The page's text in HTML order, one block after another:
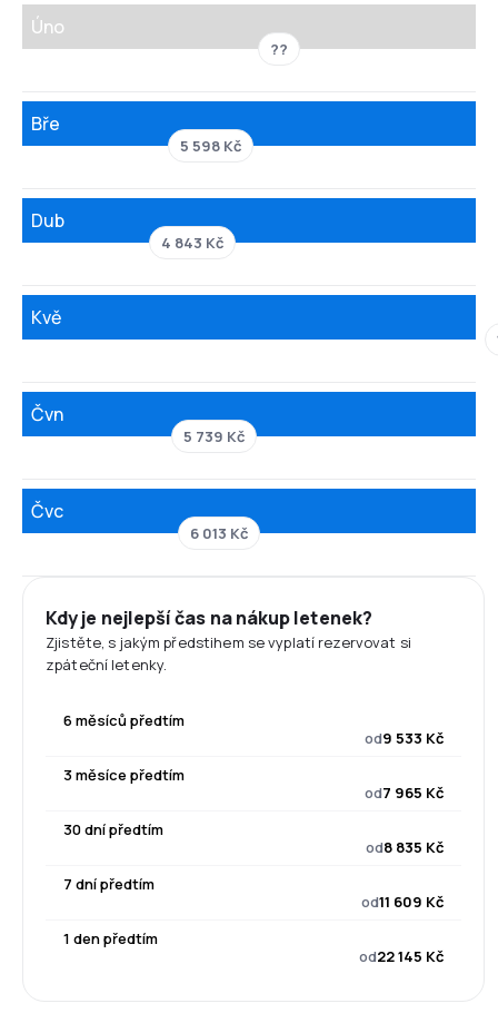
Úno
??
Bře
5 598 Kč
Dub
4 843 Kč
Kvě
Čvn
5 739 Kč
Čvc
6 013 Kč
Kdy je nejlepší čas na nákup letenek?
Zjistěte, s jakým předstihem se vyplatí rezervovat si
zpáteční letenky.
6 měsíců předtím
od9 533 Kč
3 měsíce předtím
od7 965 Kč
30 dní předtím
od8 835 Kč
7 dní předtím
od11 609 Kč
1 den předtím
od22 145 Kč